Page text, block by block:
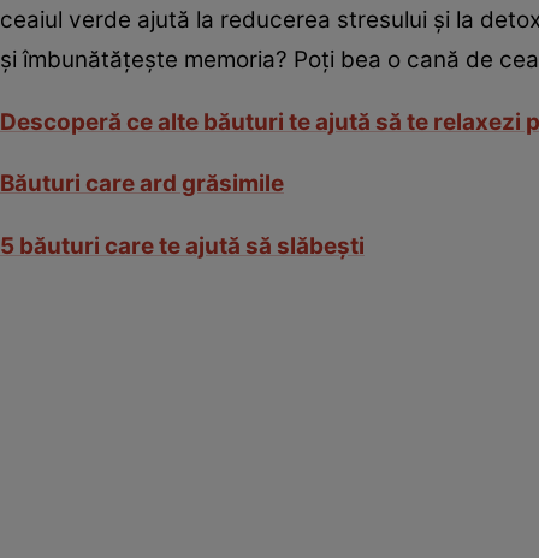
ceaiul verde ajută la reducerea stresului şi la
şi îmbunătăţeşte memoria? Poţi bea o cană de
Descoperă ce alte băuturi te ajută să te
Băuturi care ard grăsimile
5 băuturi care te ajută să slăbeşti